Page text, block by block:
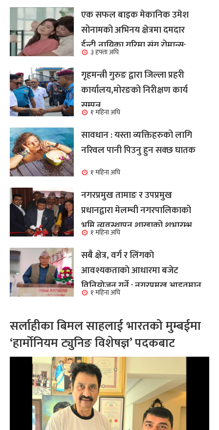
एक सफल बाइक मेकानिक उमेश
सोनामको अभिनय क्षेत्रमा दमदार
ईन्ट्री,नायिका गरिमा संग रोमान्स:
हेर्नुहोस भिडियो ।
३ हफ्ता अघि
गृहमन्त्री गुरुङ द्वारा जिल्ला प्रहरी
कार्यालय,मोरङको निरीक्षण कार्य
सम्पन्न१ महिना अघि
सावधान : यस्ता व्यक्तिहरुको लागि
नरिवल पानी पिउनु हुन सक्छ घातक
१ महिना अघि
नगरप्रमुख तामाङ र उपप्रमुख
प्रधानद्वारा मेलम्ची नगरपालिकाको
भूमि व्यवस्थापन शाखाको शुभारम्भ
कार्य सम्पन्न
१ महिना अघि
सबै क्षेत्र, वर्ग र लिंगकाे
आवश्यकताकाे आधारमा बजेट
विनियाेजन गर्ने : नगरप्रमुख आइतमान
तामाङ
१ महिना अघि
सर्लाहीका बिमल साहलाई भारतको मुम्बईमा
‘हार्मोनियम ट्युनिङ विशेषज्ञ’ पदकबाट
सम्मानित